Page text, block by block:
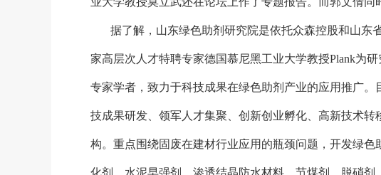
据了解，山东绿色助剂研究院是依托众森控股和山东
家高层次人才特聘专家德国慕尼黑工业大学教授Plank为
专家学者，致力于科技成果在绿色助剂产业的应用推广
技成果研发、领军人才集聚、创新创业孵化、高新技术
构。重点围绕固废在建材行业应用的瓶颈问题，开发绿
化剂、水泥早强剂、渗透结晶防水材料、节煤剂、脱硝